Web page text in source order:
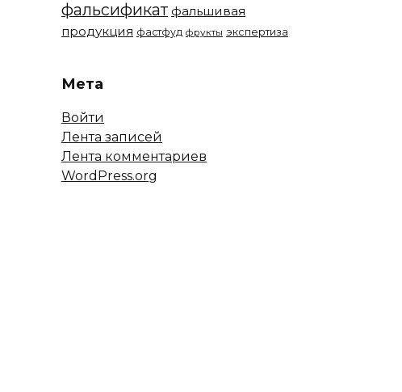
фальсификат фальшивая
продукция фастфуд фрукты экспертиза
Мета
Войти
Лента записей
Лента комментариев
WordPress.org